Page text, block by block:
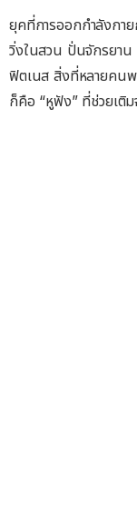
ยุคที่การออกกำลังกาย
วิ่งในสวน ปั่นจักรยาน
ฟิตเนส สิ่งที่หลายคนพ
ก็คือ “หูฟัง” ที่ช่วยเติม